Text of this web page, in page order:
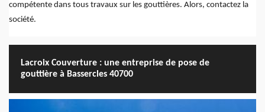
compétente dans tous travaux sur les gouttières. Alors, contactez la
société.
Lacroix Couverture : une entreprise de pose de
gouttière à Bassercles 40700